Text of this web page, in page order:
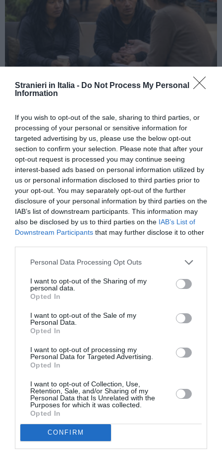
Stranieri in Italia - Do Not Process My Personal
Information
If you wish to opt-out of the sale, sharing to third parties, or
processing of your personal or sensitive information for
targeted advertising by us, please use the below opt-out
section to confirm your selection. Please note that after your
opt-out request is processed you may continue seeing
interest-based ads based on personal information utilized by
us or personal information disclosed to third parties prior to
your opt-out. You may separately opt-out of the further
disclosure of your personal information by third parties on the
IAB’s list of downstream participants. This information may
also be disclosed by us to third parties on the IAB’s List of
Downstream Participants that may further disclose it to other
Personal Data Processing Opt Outs
I want to opt-out of the Sharing of my
personal data.
Opted In
I want to opt-out of the Sale of my
Personal Data.
Opted In
I want to opt-out of processing my
Personal Data for Targeted Advertising.
Opted In
I want to opt-out of Collection, Use,
Retention, Sale, and/or Sharing of my
Personal Data that Is Unrelated with the
Purposes for which it was collected.
Opted In
CONFIRM
ATTUALITÀ
rafforzare assistenza e integrazione delle
vittime
Migranti. Ceuta, nuovo allarme per il 15
agosto: sui social circolano appelli a un
ingresso di massa